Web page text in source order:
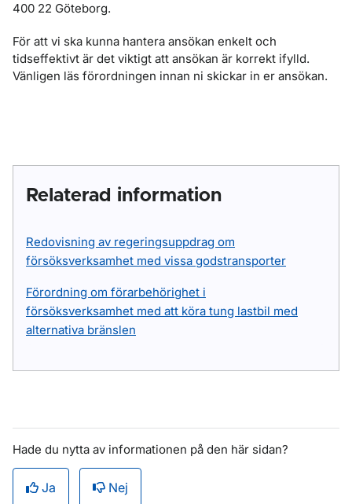
400 22 Göteborg.
För att vi ska kunna hantera ansökan enkelt och
tidseffektivt är det viktigt att ansökan är korrekt ifylld.
Vänligen läs förordningen innan ni skickar in er ansökan.
Relaterad information
Redovisning av regeringsuppdrag om
försöksverksamhet med vissa godstransporter
Förordning om förarbehörighet i
försöksverksamhet med att köra tung lastbil med
alternativa bränslen
Hade du nytta av informationen på den här sidan?
Ja Nej